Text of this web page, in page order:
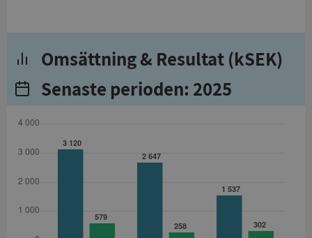
Omsättning & Resultat (kSEK)
Senaste perioden: 2025